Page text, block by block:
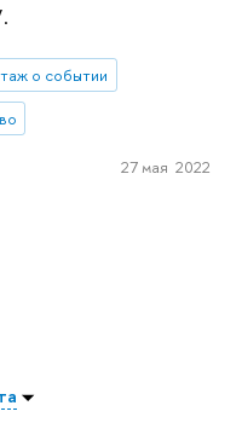
о событии
27 мая 2022